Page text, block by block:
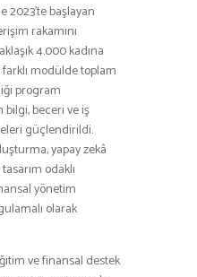
2023’te başlayan
rakamını
4.000 kadına
modülde toplam
program
bilgi, beceri ve iş
güçlendirildi.
yapay zekâ
odaklı
yönetim
olarak
ve finansal destek